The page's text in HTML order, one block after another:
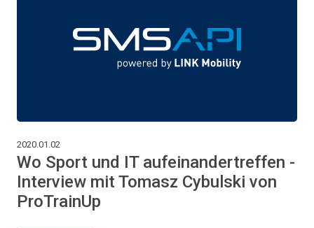
2020.01.02
Wo Sport und IT aufeinandertreffen -
Interview mit Tomasz Cybulski von
ProTrainUp